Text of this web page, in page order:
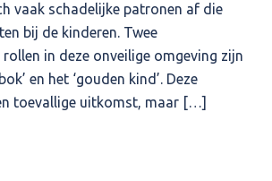
vaak schadelijke patronen af die
bij de kinderen. Twee
in deze onveilige omgeving zijn
en het ‘gouden kind’. Deze
toevallige uitkomst, maar […]